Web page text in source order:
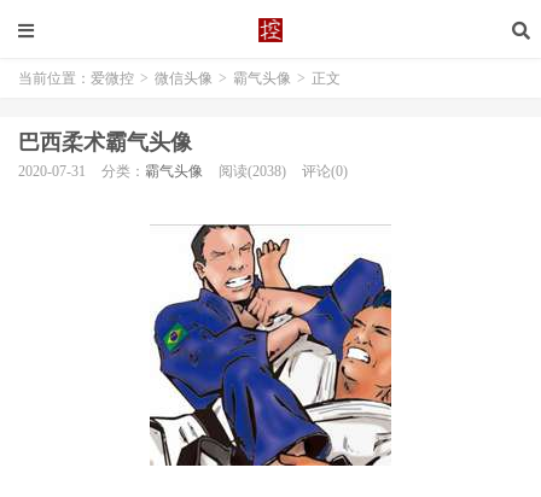
当前位置： 爱微控 > 微信头像 > 霸气头像 > 正文
巴西柔术霸气头像
2020-07-31 分类： 霸气头像 阅读(2038) 评论(0)